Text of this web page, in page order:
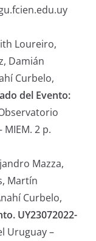
Loureiro,
Damián
Curbelo,
del Evento:
2 p.
Mazza,
Martín
Curbelo,
UY23072022-
Uruguay –